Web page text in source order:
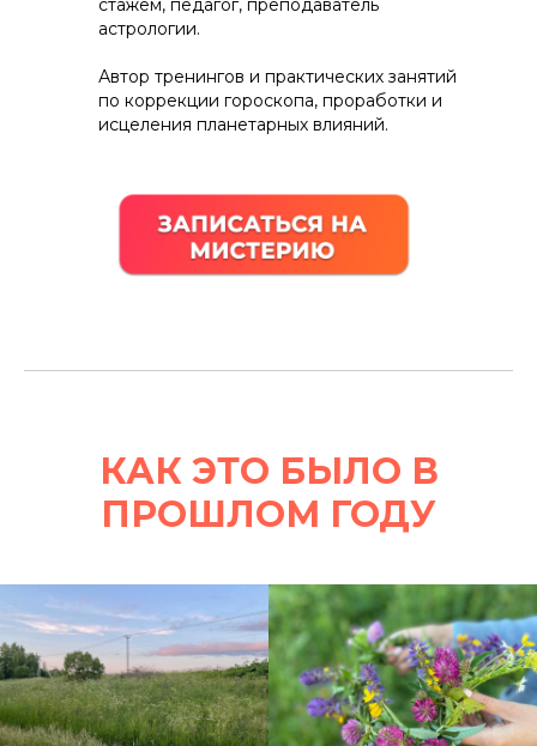
стажем, педагог, преподаватель
астрологии.
Автор тренингов и практических занятий
по коррекции гороскопа, проработки и
исцеления планетарных влияний.
КАК ЭТО БЫЛО В
ПРОШЛОМ ГОДУ